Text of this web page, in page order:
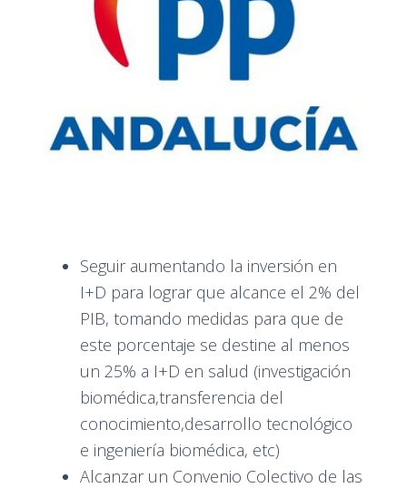
Seguir aumentando la inversión en
I+D para lograr que alcance el 2% del
PIB, tomando medidas para que de
este porcentaje se destine al menos
un 25% a I+D en salud (investigación
biomédica,transferencia del
conocimiento,desarrollo tecnológico
e ingeniería biomédica, etc)
Alcanzar un Convenio Colectivo de las